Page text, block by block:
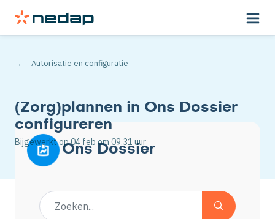
Autorisatie en configuratie
(Zorg)plannen in Ons Dossier
configureren
Bijgewerkt op04 feb om 09.31 uur
Ons Dossier